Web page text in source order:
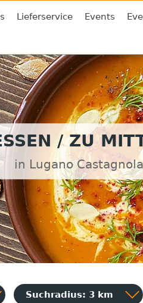
Lieferservice Events
/ ZU
in Lugano Castagnola
Suchradius: 3 km